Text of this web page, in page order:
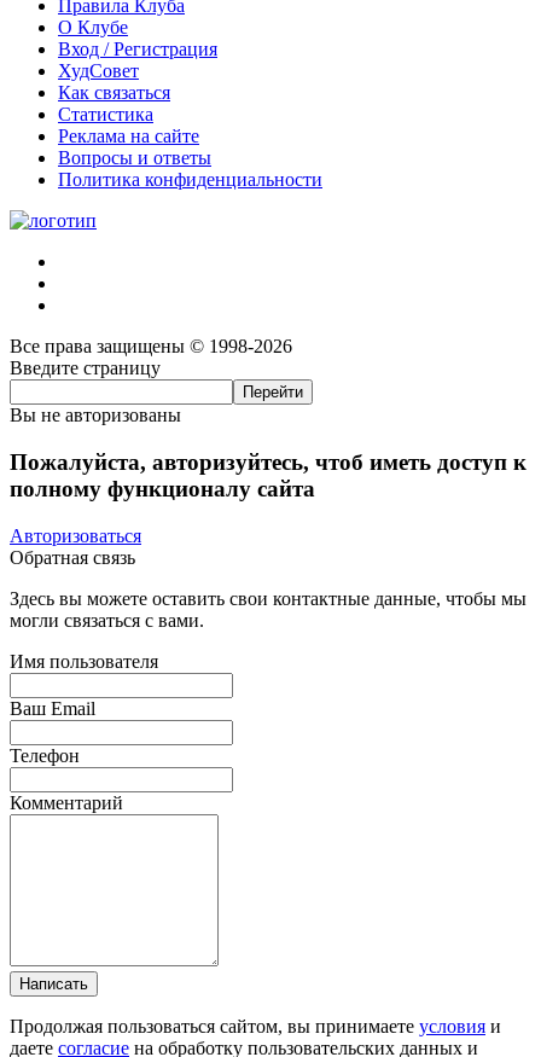
Правила Клуба
О Клубе
Вход / Регистрация
ХудСовет
Как связаться
Статистика
Реклама на сайте
Вопросы и ответы
Политика конфиденциальности
Все права защищены © 1998-2026
Введите страницу
Вы не авторизованы
Пожалуйста, авторизуйтесь, чтоб иметь доступ к
полному функционалу сайта
Авторизоваться
Обратная связь
Здесь вы можете оставить свои контактные данные, чтобы мы
могли связаться с вами.
Имя пользователя
Ваш Email
Телефон
Комментарий
Написать
Продолжая пользоваться сайтом, вы принимаете условия и
даете согласие на обработку пользовательских данных и